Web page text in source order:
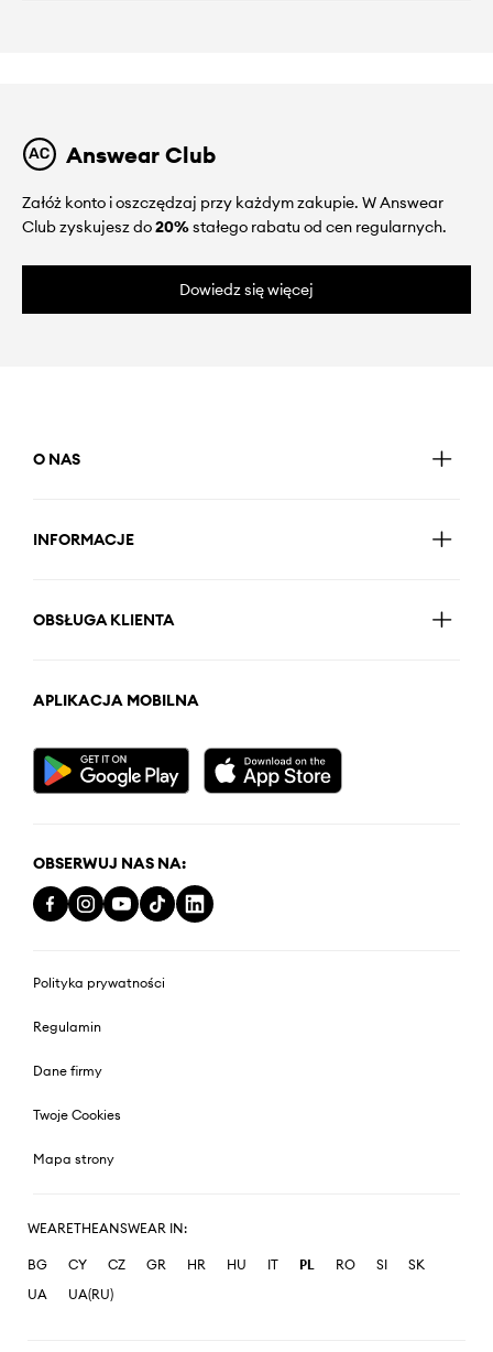
Answear Club
Załóż konto i oszczędzaj przy każdym zakupie. W Answear
Club zyskujesz do20%stałego rabatu od cen regularnych.
Dowiedz się więcej
O NAS
INFORMACJE
OBSŁUGA KLIENTA
APLIKACJA MOBILNA
OBSERWUJ NAS NA:
Polityka prywatności
Regulamin
Dane firmy
Twoje Cookies
Mapa strony
WEARETHEANSWEAR IN:
BG CY CZ GR HR HU IT PL RO SI
SK
UA
UA(RU)